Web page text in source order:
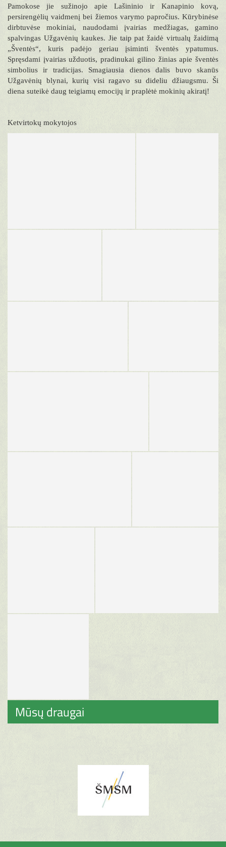
Pamokose jie sužinojo apie Lašininio ir Kanapinio kovą,
persirengėlių vaidmenį bei žiemos varymo papročius. Kūrybinėse
dirbtuvėse mokiniai, naudodami įvairias medžiagas, gamino
spalvingas Užgavėnių kaukes. Jie taip pat žaidė virtualų žaidimą
„Šventės“, kuris padėjo geriau įsiminti šventės ypatumus.
Spręsdami įvairias užduotis, pradinukai gilino žinias apie šventės
simbolius ir tradicijas. Smagiausia dienos dalis buvo skanūs
Užgavėnių blynai, kurių visi ragavo su dideliu džiaugsmu. Ši
diena suteikė daug teigiamų emocijų ir praplėtė mokinių akiratį!
Ketvirtokų mokytojos
Mūsų draugai